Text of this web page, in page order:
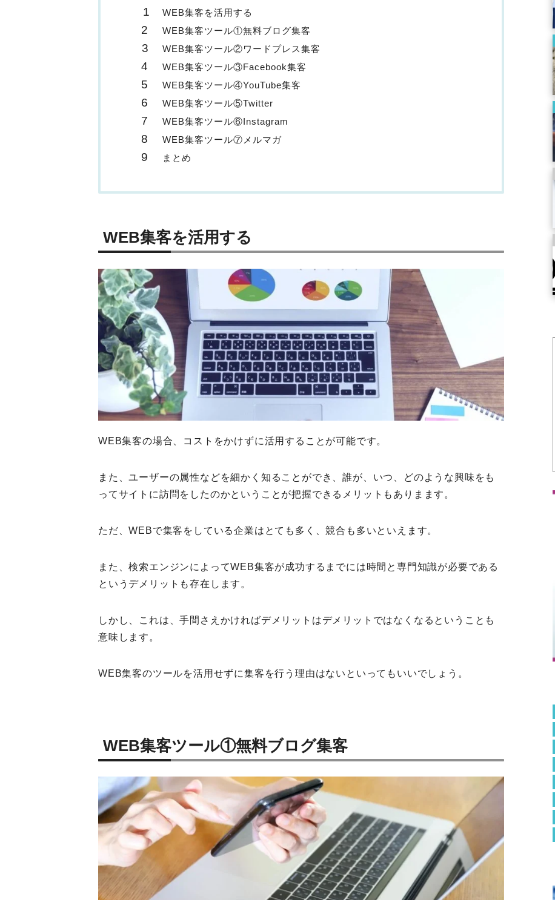
WEB集客を活用する
WEB集客ツール①無料ブログ集客
WEB集客ツール②ワードプレス集客
WEB集客ツール③Facebook集客
WEB集客ツール④YouTube集客
WEB集客ツール⑤Twitter
WEB集客ツール⑥Instagram
WEB集客ツール⑦メルマガ
まとめ
WEB集客を活用する
WEB集客の場合、コストをかけずに活用することが可能です。
また、ユーザーの属性などを細かく知ることができ、誰が、いつ、どのような興味をも
ってサイトに訪問をしたのかということが把握できるメリットもありまます。
ただ、WEBで集客をしている企業はとても多く、競合も多いといえます。
また、検索エンジンによってWEB集客が成功するまでには時間と専門知識が必要である
というデメリットも存在します。
しかし、これは、手間さえかければデメリットはデメリットではなくなるということも
意味します。
WEB集客のツールを活用せずに集客を行う理由はないといってもいいでしょう。
WEB集客ツール①無料ブログ集客